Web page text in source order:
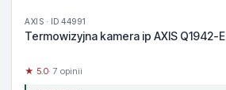
AXIS · ID 44991
Termowizyjna kamera ip AXIS Q1942-E
★ 5.0· 7 opinii